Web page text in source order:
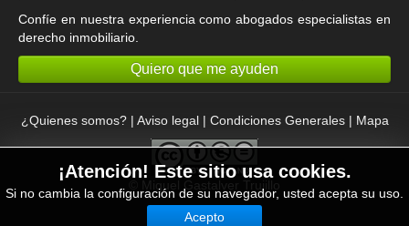
¡Atención! Este sitio usa cookies.
Si no cambia la configuración de su navegador, usted acepta su uso.
Acepto
Confíe en nuestra experiencia comoabogados especialistas en
derecho inmobiliario
Quiero que me ayuden
¿Quienes somos?| Aviso legal| Condiciones Generales| Mapa